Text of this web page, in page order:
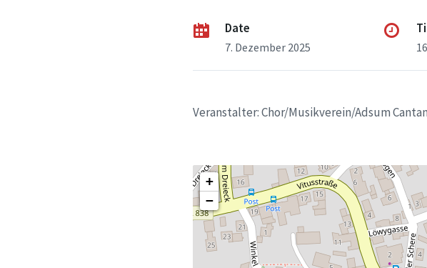
Date
7. Dezember 2025
Veranstalter: Chor/Musikverein/Adsum
+
−